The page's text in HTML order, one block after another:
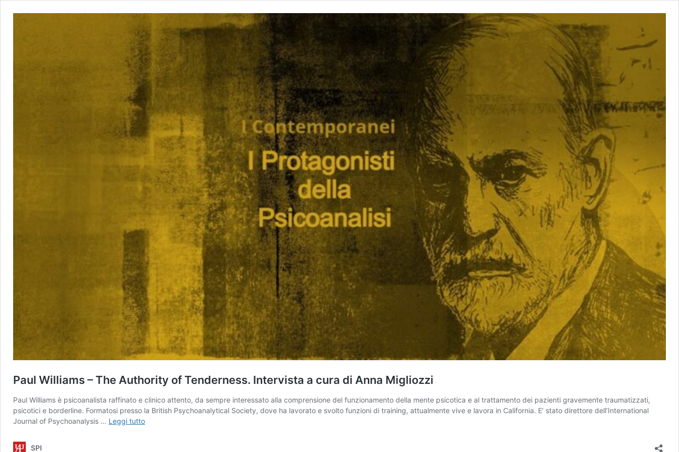
Paul Williams – The Authority of Tenderness. Intervista a cura di Anna Migliozzi
Paul Williams è psicoanalista raffinato e clinico attento, da sempre interessato alla comprensione del funzionamento della mente psicotica e al trattamento dei pazienti gravemente traumatizzati,
psicotici e borderline. Formatosi presso la British Psychoanalytical Society, dove ha lavorato e svolto funzioni di training, attualmente vive e lavora in California. E’ stato direttore dell’International
Journal of Psychoanalysis … Leggi tuttoPaul
SPI